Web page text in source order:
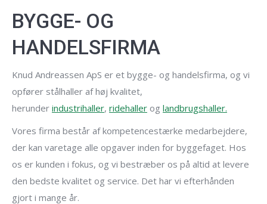
BYGGE- OG
HANDELSFIRMA
Knud Andreassen ApS er et bygge- og handelsfirma, og vi
opfører stålhaller af høj kvalitet,
herunder industrihaller, ridehaller og landbrugshaller.
Vores firma består af kompetencestærke medarbejdere,
der kan varetage alle opgaver inden for byggefaget. Hos
os er kunden i fokus, og vi bestræber os på altid at levere
den bedste kvalitet og service. Det har vi efterhånden
gjort i mange år.